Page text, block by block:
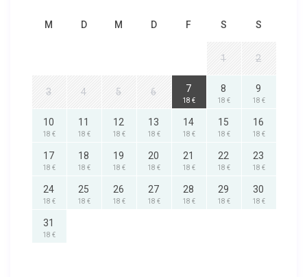
M D M D F S S
1 2
3 4 5 6 7
18 €
8
18 €
9
18 €
10
18 €
11
18 €
12
18 €
13
18 €
14
18 €
15
18 €
16
18 €
17
18 €
18
18 €
19
18 €
20
18 €
21
18 €
22
18 €
23
18 €
24
18 €
25
18 €
26
18 €
27
18 €
28
18 €
29
18 €
30
18 €
31
18 €